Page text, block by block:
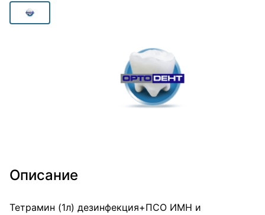
Описание
Тетрамин (1л) дезинфекция+ПСО ИМН и